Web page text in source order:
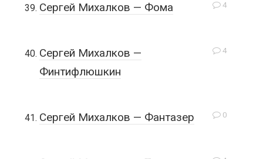
4
Сергей Михалков — Фома
4
Сергей Михалков —
Финтифлюшкин
0
Сергей Михалков — Фантазер